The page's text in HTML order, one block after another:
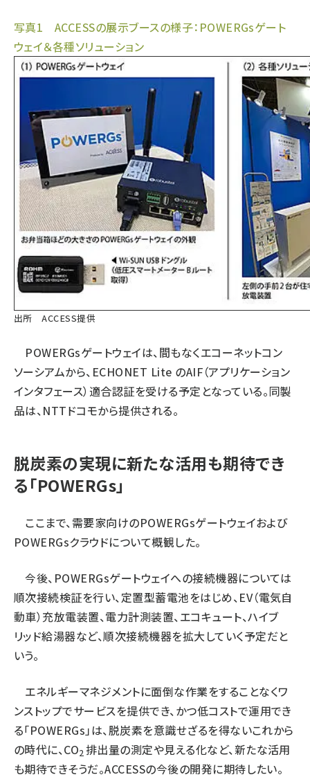
写真1 ACCESSの展示ブースの様子：POWERGsゲート
ウェイ＆各種ソリューション
出所 ACCESS提供
POWERGsゲートウェイは、間もなくエコーネットコン
ソーシアムから、ECHONET Lite のAIF（アプリケーション
インタフェース）適合認証を受ける予定となっている。同製
品は、NTTドコモから提供される。
脱炭素の実現に新たな活用も期待でき
る「POWERGs」
ここまで、需要家向けのPOWERGsゲートウェイおよび
POWERGsクラウドについて概観した。
今後、POWERGsゲートウェイへの接続機器については
順次接続検証を行い、定置型蓄電池をはじめ、EV（電気自
動車）充放電装置、電力計測装置、エコキュート、ハイブ
リッド給湯器など、順次接続機器を拡大していく予定だと
いう。
エネルギーマネジメントに面倒な作業をすることなくワ
ンストップでサービスを提供でき、かつ低コストで運用でき
る「POWERGs」は、脱炭素を意識せざるを得ないこれから
の時代に、CO2 排出量の測定や見える化など、新たな活用
も期待できそうだ。ACCESSの今後の開発に期待したい。